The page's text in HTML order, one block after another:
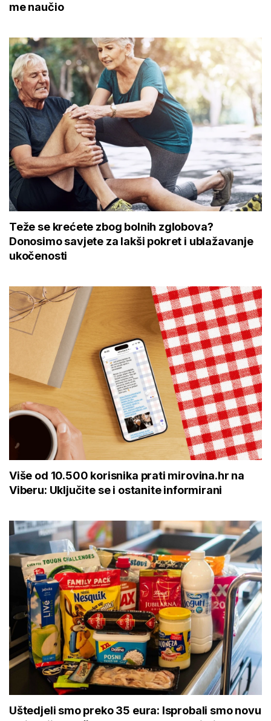
me naučio
Teže se krećete zbog bolnih zglobova?
Donosimo savjete za lakši pokret i ublažavanje
ukočenosti
Više od 10.500 korisnika prati mirovina.hr na
Viberu: Uključite se i ostanite informirani
Uštedjeli smo preko 35 eura: Isprobali smo novu